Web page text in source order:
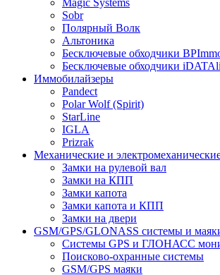
Magic Systems
Sobr
Полярный Волк
Альтоника
Бесключевые обходчики
Бесключевые обходчики
Иммобилайзеры
Pandect
Polar Wolf (Spirit)
StarLine
IGLA
Prizrak
Механические и
Замки на рулевой вал
Замки на КПП
Замки капота
Замки капота и КПП
Замки на двери
GSM/GPS/GLONASS системы и
Системы GPS и ГЛОНАСС
Поисково-охранные системы
GSM/GPS маяки